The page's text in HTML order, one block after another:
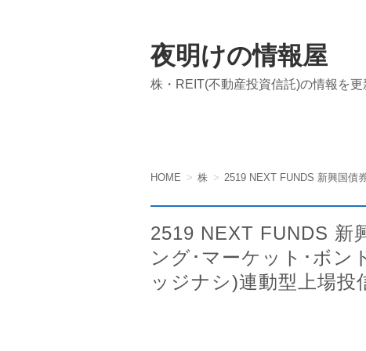
夜明けの情報屋
株・REIT(不動産投資信託)の情報を
HOME 株
2519 NEXT FUNDS 新
ング･マーケット･ボン
ッジナシ)連動型上場投